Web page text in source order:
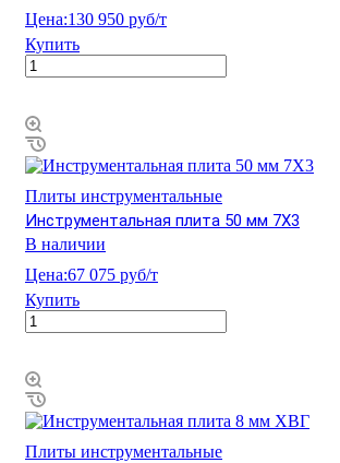
Цена:130 950 руб/т
Купить
Плиты инструментальные
Инструментальная плита 50 мм 7Х3
В наличии
Цена:67 075 руб/т
Купить
Плиты инструментальные